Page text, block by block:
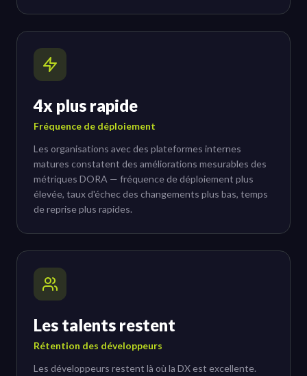
4x plus rapide
Fréquence de déploiement
Les organisations avec des plateformes internes
matures constatent des améliorations mesurables des
métriques DORA — fréquence de déploiement plus
élevée, taux d'échec des changements plus bas, temps
de reprise plus rapides.
Les talents restent
Rétention des développeurs
Les développeurs restent là où la DX est excellente.